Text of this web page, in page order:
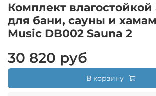
Комплект влагостойкой
для бани, сауны и
Music DB002 Sauna 2
30 820 руб
В корзину